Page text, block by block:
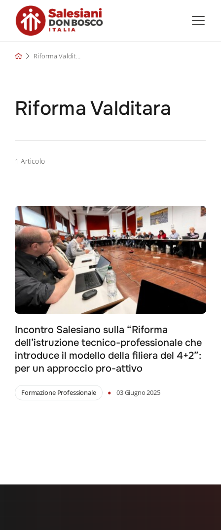
content
Riforma Valditara
Riforma Valditara
1 Articolo
Incontro Salesiano sulla “Riforma
dell’istruzione tecnico-professionale che
introduce il modello della filiera del 4+2”:
per un approccio pro-attivo
Formazione Professionale • 03 Giugno 2025